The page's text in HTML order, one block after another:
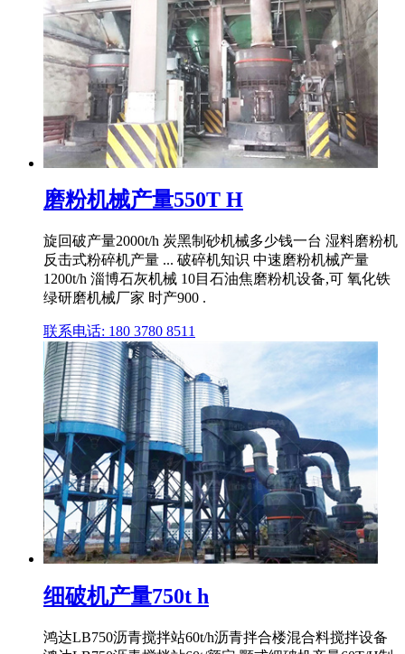
磨粉机械产量550T H
旋回破产量2000t/h 炭黑制砂机械多少钱一台 湿料磨粉机
反击式粉碎机产量 ... 破碎机知识 中速磨粉机械产量
1200t/h 淄博石灰机械 10目石油焦磨粉机设备,可 氧化铁
绿研磨机械厂家 时产900 .
联系电话: 180 3780 8511
细破机产量750t h
鸿达LB750沥青搅拌站60t/h沥青拌合楼混合料搅拌设备